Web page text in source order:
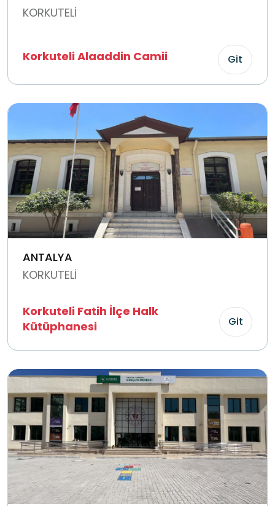
KORKUTELİ
Korkuteli Alaaddin Camii Git
ANTALYA
KORKUTELİ
Korkuteli Fatih İlçe Halk
Kütüphanesi
Git